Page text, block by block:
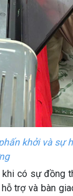
khởi và sự
có sự đồng
trợ và bàn